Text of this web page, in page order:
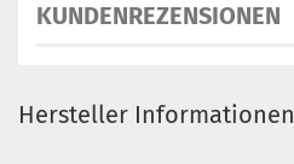
KUNDENREZENSIONEN
Hersteller Informationen